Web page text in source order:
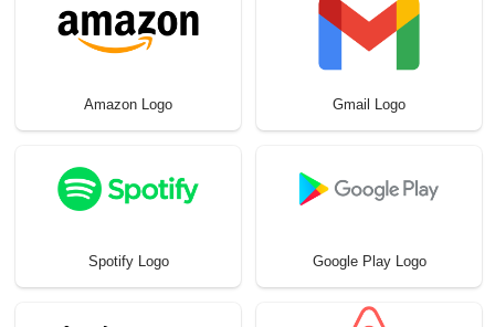
Amazon Logo Gmail Logo
Spotify Logo Google Play Logo